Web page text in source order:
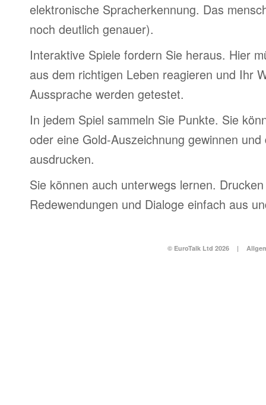
elektronische Spracherkennung. Das
noch deutlich genauer).
Interaktive Spiele fordern Sie heraus. Hier
aus dem richtigen Leben reagieren und Ihr
Aussprache werden getestet.
In jedem Spiel sammeln Sie Punkte. Sie
oder eine Gold-Auszeichnung gewinnen
ausdrucken.
Sie können auch unterwegs lernen.
Redewendungen und Dialoge einfach aus
© EuroTalk Ltd 2026 |